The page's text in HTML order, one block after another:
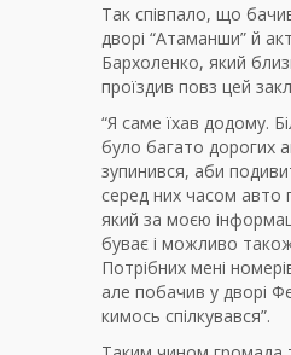
Так співпало, що
дворі “Атаманши” й
Бархоленко, який
проїздив повз цей
“Я саме їхав додому.
було багато дорогих
зупинився, аби
серед них часом авто
який за моєю
буває і можливо
Потрібних мені
але побачив у дворі
кимось спілкувався”.